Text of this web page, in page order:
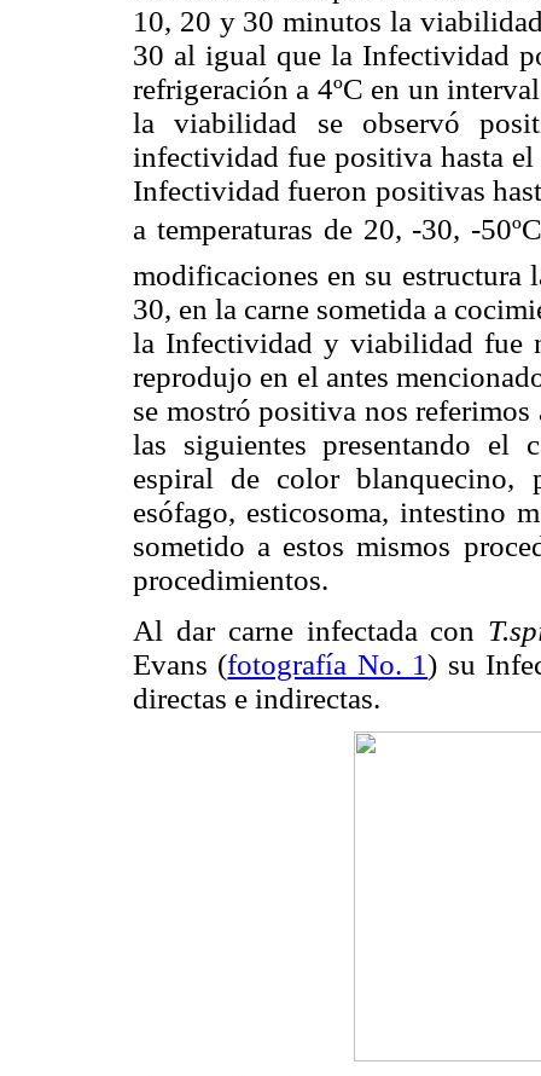
10, 20 y 30 minutos la
30 al igual que la Infectividad
refrigeración a 4ºC en un
la viabilidad se observó
infectividad fue positiva hasta
Infectividad fueron positivas
a temperaturas de 20, -30, -
modificaciones en su
30, en la carne sometida a
la Infectividad y viabilidad fue
reprodujo en el antes
se mostró positiva nos
las siguientes presentando el
espiral de color blanquecino,
esófago, esticosoma, intestino
sometido a estos mismos
procedimientos.
Al dar carne infectada con
Evans (fotografía No. 1) su
directas e indirectas.